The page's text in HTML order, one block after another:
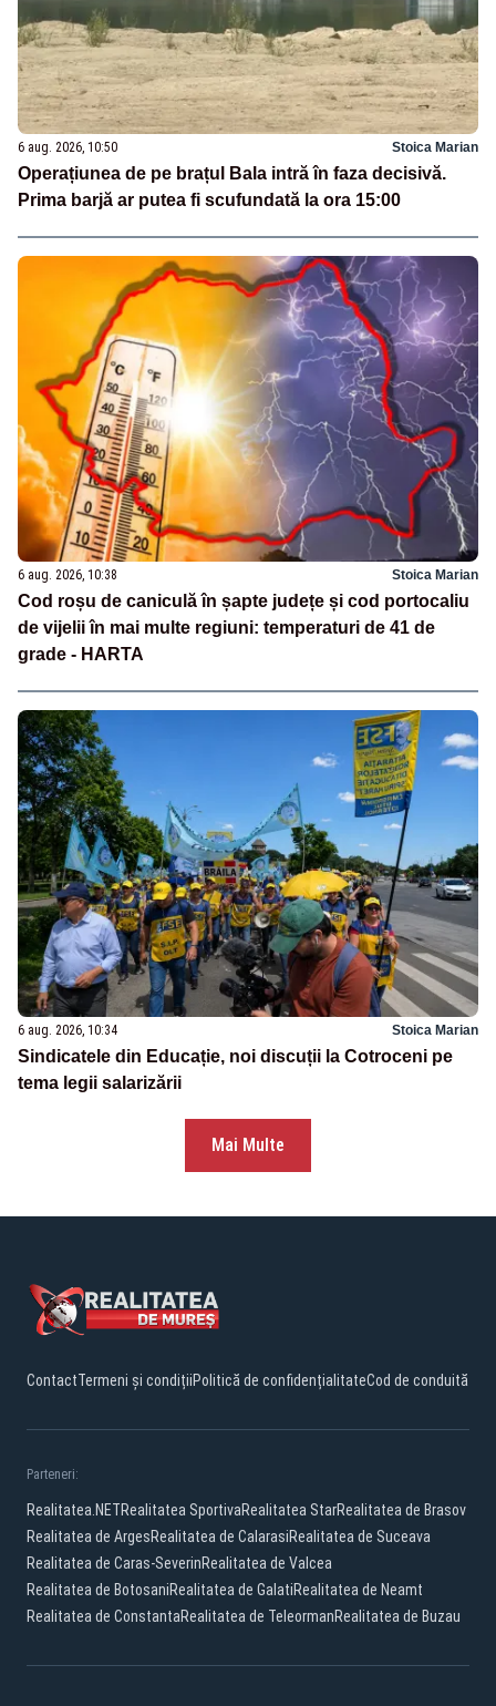
6 aug. 2026, 10:50 Stoica Marian
Operațiunea de pe brațul Bala intră în faza decisivă.
Prima barjă ar putea fi scufundată la ora 15:00
6 aug. 2026, 10:38 Stoica Marian
Cod roșu de caniculă în șapte județe și cod portocaliu
de vijelii în mai multe regiuni: temperaturi de 41 de
grade - HARTA
6 aug. 2026, 10:34 Stoica Marian
Sindicatele din Educație, noi discuții la Cotroceni pe
tema legii salarizării
Mai Multe
ContactTermeni și condițiiPolitică de confidențialitateCod de conduită
Parteneri:
Realitatea.NETRealitatea SportivaRealitatea StarRealitatea de Brasov
Realitatea de ArgesRealitatea de CalarasiRealitatea de Suceava
Realitatea de Caras-SeverinRealitatea de Valcea
Realitatea de BotosaniRealitatea de GalatiRealitatea de Neamt
Realitatea de ConstantaRealitatea de TeleormanRealitatea de Buzau